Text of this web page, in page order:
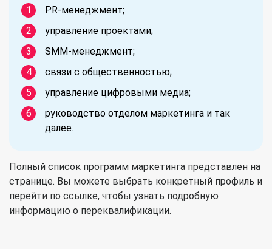
PR-менеджмент;
управление проектами;
SMM-менеджмент;
связи с общественностью;
управление цифровыми медиа;
руководство отделом маркетинга и так
далее.
Полный список программ маркетинга представлен на
странице. Вы можете выбрать конкретный профиль и
перейти по ссылке, чтобы узнать подробную
информацию о переквалификации.